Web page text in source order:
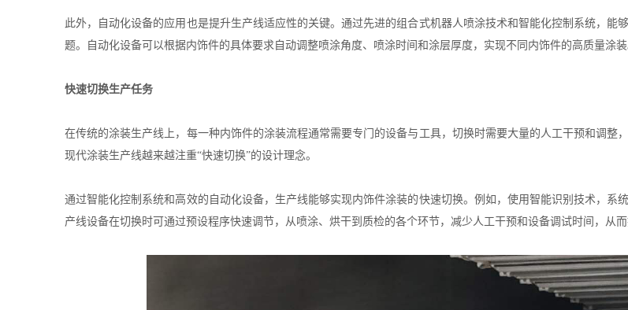
此外，自动化设备的应用也是提升生产线适应性的关键。通过先进的组合式机器人喷涂技术和智能化控制系统，能
题。自动化设备可以根据内饰件的具体要求自动调整喷涂角度、喷涂时间和涂层厚度，实现不同内饰件的高质量涂装
快速切换生产任务
在传统的涂装生产线上，每一种内饰件的涂装流程通常需要专门的设备与工具，切换时需要大量的人工干预和调整
现代涂装生产线越来越注重“快速切换”的设计理念。
通过智能化控制系统和高效的自动化设备，生产线能够实现内饰件涂装的快速切换。例如，使用智能识别技术，
产线设备在切换时可通过预设程序快速调节，从喷涂、烘干到质检的各个环节，减少人工干预和设备调试时间，从而